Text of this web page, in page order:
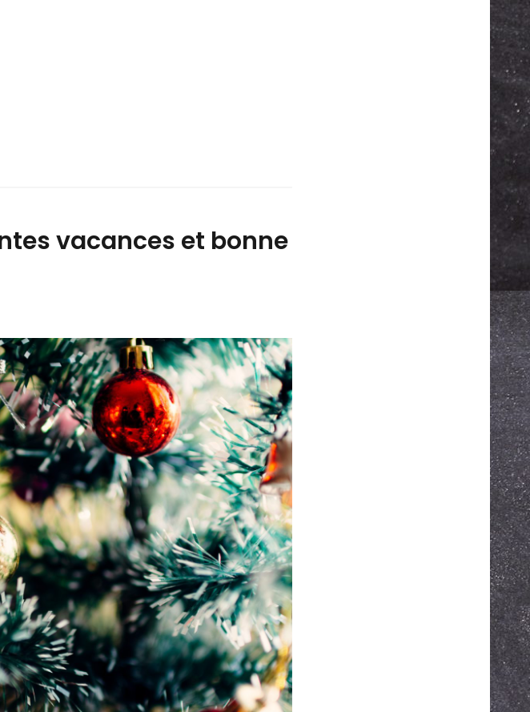
vacances et bonne